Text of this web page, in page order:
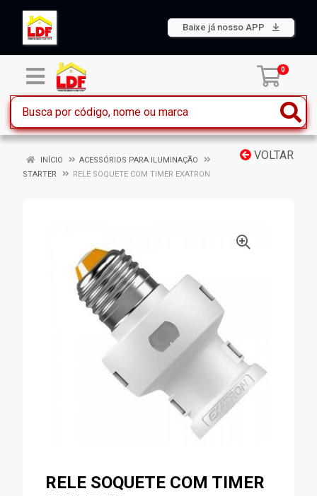
Baixe já nosso APP
0
VOLTAR
INÍCIO
ACESSÓRIOS PARA ILUMINAÇÃO
STARTER
RELE SOQUETE COM TIMER EXATRON
RELE SOQUETE COM TIMER